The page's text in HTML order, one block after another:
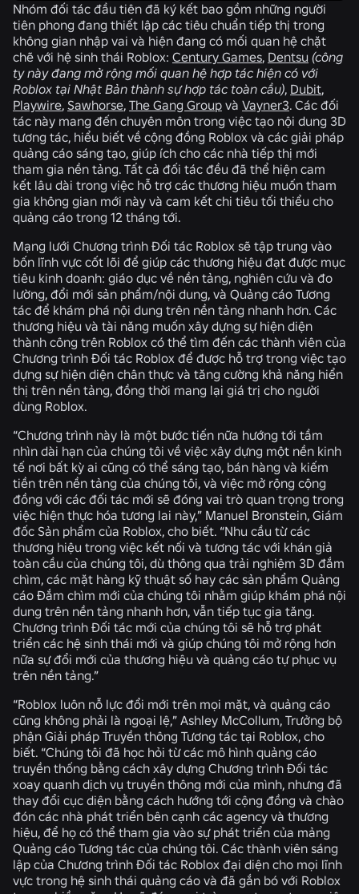
Nhóm đối tác đầu tiên đã ký kết bao gồm những người
tiên phong đang thiết lập các tiêu chuẩn tiếp thị trong
không gian nhập vai và hiện đang có mối quan hệ chặt
chẽ với hệ sinh thái Roblox: Century Games, Dentsu (công
ty này đang mở rộng mối quan hệ hợp tác hiện có với
Roblox tại Nhật Bản thành sự hợp tác toàn cầu), Dubit,
Playwire, Sawhorse, The Gang Group và Vayner3. Các đối
tác này mang đến chuyên môn trong việc tạo nội dung 3D
tương tác, hiểu biết về cộng đồng Roblox và các giải pháp
quảng cáo sáng tạo, giúp ích cho các nhà tiếp thị mới
tham gia nền tảng. Tất cả đối tác đều đã thể hiện cam
kết lâu dài trong việc hỗ trợ các thương hiệu muốn tham
gia không gian mới này và cam kết chi tiêu tối thiểu cho
quảng cáo trong 12 tháng tới.
Mạng lưới Chương trình Đối tác Roblox sẽ tập trung vào
bốn lĩnh vực cốt lõi để giúp các thương hiệu đạt được mục
tiêu kinh doanh: giáo dục về nền tảng, nghiên cứu và đo
lường, đổi mới sản phẩm/nội dung, và Quảng cáo Tương
tác để khám phá nội dung trên nền tảng nhanh hơn. Các
thương hiệu và tài năng muốn xây dựng sự hiện diện
thành công trên Roblox có thể tìm đến các thành viên của
Chương trình Đối tác Roblox để được hỗ trợ trong việc tạo
dựng sự hiện diện chân thực và tăng cường khả năng hiển
thị trên nền tảng, đồng thời mang lại giá trị cho người
dùng Roblox.
“Chương trình này là một bước tiến nữa hướng tới tầm
nhìn dài hạn của chúng tôi về việc xây dựng một nền kinh
tế nơi bất kỳ ai cũng có thể sáng tạo, bán hàng và kiếm
tiền trên nền tảng của chúng tôi, và việc mở rộng cộng
đồng với các đối tác mới sẽ đóng vai trò quan trọng trong
việc hiện thực hóa tương lai này,” Manuel Bronstein, Giám
đốc Sản phẩm của Roblox, cho biết. “Nhu cầu từ các
thương hiệu trong việc kết nối và tương tác với khán giả
toàn cầu của chúng tôi, dù thông qua trải nghiệm 3D đắm
chìm, các mặt hàng kỹ thuật số hay các sản phẩm Quảng
cáo Đắm chìm mới của chúng tôi nhằm giúp khám phá nội
dung trên nền tảng nhanh hơn, vẫn tiếp tục gia tăng.
Chương trình Đối tác mới của chúng tôi sẽ hỗ trợ phát
triển các hệ sinh thái mới và giúp chúng tôi mở rộng hơn
nữa sự đổi mới của thương hiệu và quảng cáo tự phục vụ
trên nền tảng.”
“Roblox luôn nỗ lực đổi mới trên mọi mặt, và quảng cáo
cũng không phải là ngoại lệ,” Ashley McCollum, Trưởng bộ
phận Giải pháp Truyền thông Tương tác tại Roblox, cho
biết. “Chúng tôi đã học hỏi từ các mô hình quảng cáo
truyền thống bằng cách xây dựng Chương trình Đối tác
xoay quanh dịch vụ truyền thông mới của mình, nhưng đã
thay đổi cục diện bằng cách hướng tới cộng đồng và chào
đón các nhà phát triển bên cạnh các agency và thương
hiệu, để họ có thể tham gia vào sự phát triển của mảng
Quảng cáo Tương tác của chúng tôi. Các thành viên sáng
lập của Chương trình Đối tác Roblox đại diện cho mọi lĩnh
vực trong hệ sinh thái quảng cáo và đã gắn bó với Roblox